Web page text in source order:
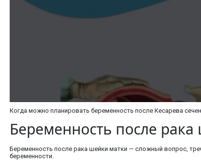
Когда можно планировать беременность после Кесарева
Беременность после
Беременность после рака шейки матки — сложный вопрос,
беременности.